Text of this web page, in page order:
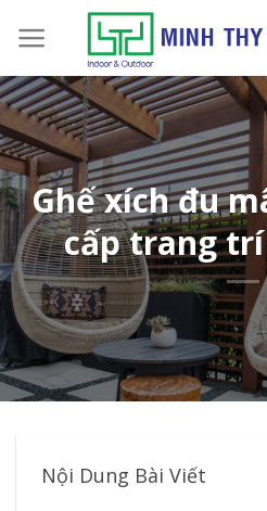
Ghế xích đu
cấp trang
Nội Dung Bài Viết